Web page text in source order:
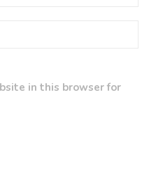
in this browser for